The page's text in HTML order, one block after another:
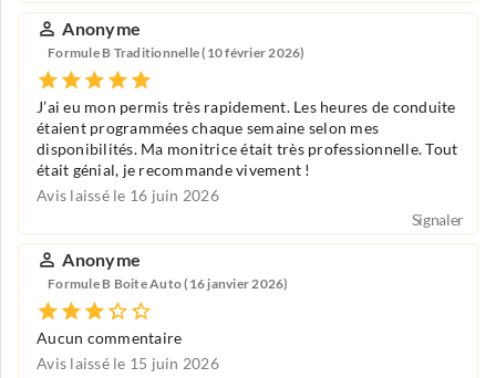
Anonyme
Formule B Traditionnelle (10 février 2026)
J’ai eu mon permis très rapidement. Les heures de conduite
étaient programmées chaque semaine selon mes
disponibilités. Ma monitrice était très professionnelle. Tout
était génial, je recommande vivement !
Avis laissé le 16 juin 2026
Signaler
Anonyme
Formule B Boite Auto (16 janvier 2026)
Aucun commentaire
Avis laissé le 15 juin 2026